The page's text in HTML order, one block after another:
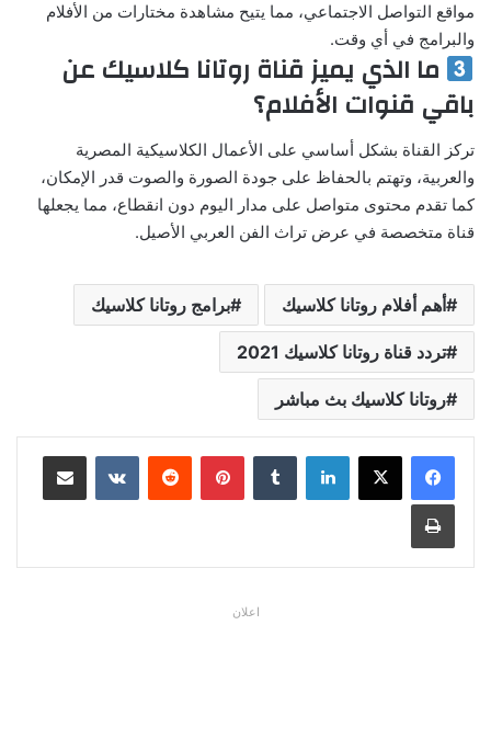
مواقع التواصل الاجتماعي، مما يتيح مشاهدة مختارات من الأفلام
والبرامج في أي وقت.
ما الذي يميز قناة روتانا كلاسيك عن
باقي قنوات الأفلام؟
تركز القناة بشكل أساسي على الأعمال الكلاسيكية المصرية
والعربية، وتهتم بالحفاظ على جودة الصورة والصوت قدر الإمكان،
كما تقدم محتوى متواصل على مدار اليوم دون انقطاع، مما يجعلها
قناة متخصصة في عرض تراث الفن العربي الأصيل.
أهم أفلام روتانا كلاسيك برامج روتانا كلاسيك
تردد قناة روتانا كلاسيك 2021
روتانا كلاسيك بث مباشر
لينكدإن بينتيريست مشاركة عبر البريد
طباعة
اعلان